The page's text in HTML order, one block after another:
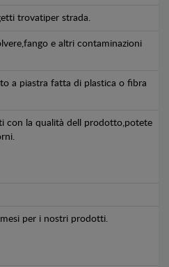
trovatiper strada.
e altri contaminazioni
a piastra fatta di plastica o fibra
con la qualità dell prodotto,potete
per i nostri prodotti.